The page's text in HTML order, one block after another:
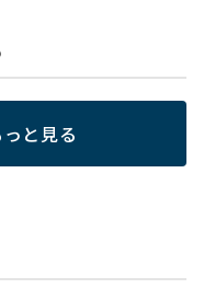
と見る